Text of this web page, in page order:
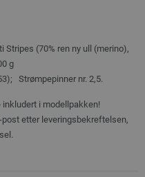
Stripes (70% ren ny ull (merino),
g
Strømpepinner nr. 2,5.
inkludert i modellpakken!
etter leveringsbekreftelsen,